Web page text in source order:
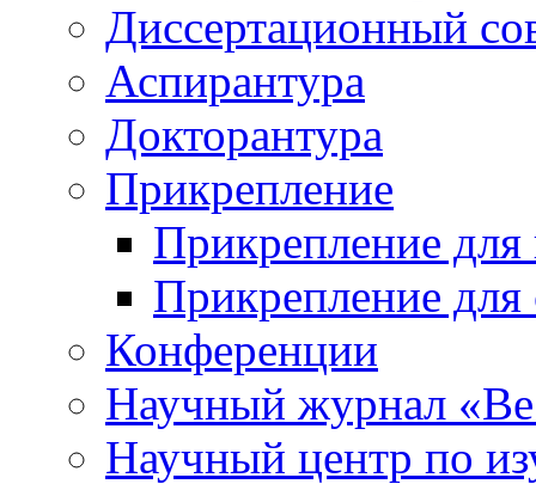
Диссертационный
Аспирантура
Докторантура
Прикрепление
Прикрепление для
Прикрепление для
Конференции
Научный журнал
Научный центр по